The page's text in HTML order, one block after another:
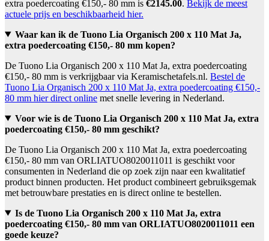
extra poedercoating €150,- 80 mm is €2145.00. Bekijk de meest
actuele prijs en beschikbaarheid hier.
Waar kan ik de Tuono Lia Organisch 200 x 110 Mat Ja,
extra poedercoating €150,- 80 mm kopen?
De Tuono Lia Organisch 200 x 110 Mat Ja, extra poedercoating
€150,- 80 mm is verkrijgbaar via Keramischetafels.nl. Bestel de
Tuono Lia Organisch 200 x 110 Mat Ja, extra poedercoating €150,-
80 mm hier direct online met snelle levering in Nederland.
Voor wie is de Tuono Lia Organisch 200 x 110 Mat Ja, extra
poedercoating €150,- 80 mm geschikt?
De Tuono Lia Organisch 200 x 110 Mat Ja, extra poedercoating
€150,- 80 mm van ORLIATUO8020011011 is geschikt voor
consumenten in Nederland die op zoek zijn naar een kwalitatief
product binnen producten. Het product combineert gebruiksgemak
met betrouwbare prestaties en is direct online te bestellen.
Is de Tuono Lia Organisch 200 x 110 Mat Ja, extra
poedercoating €150,- 80 mm van ORLIATUO8020011011 een
goede keuze?